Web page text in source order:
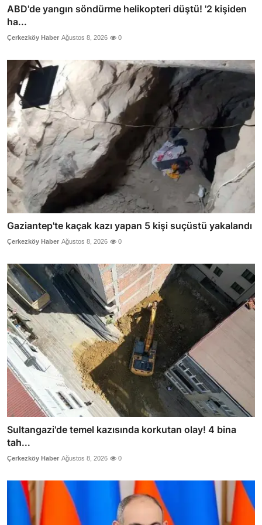
ABD'de yangın söndürme helikopteri düştü! '2 kişiden
ha...
Çerkezköy Haber Ağustos 8, 2026 0
Gaziantep'te kaçak kazı yapan 5 kişi suçüstü yakalandı
Çerkezköy Haber Ağustos 8, 2026 0
Sultangazi'de temel kazısında korkutan olay! 4 bina
tah...
Çerkezköy Haber Ağustos 8, 2026 0